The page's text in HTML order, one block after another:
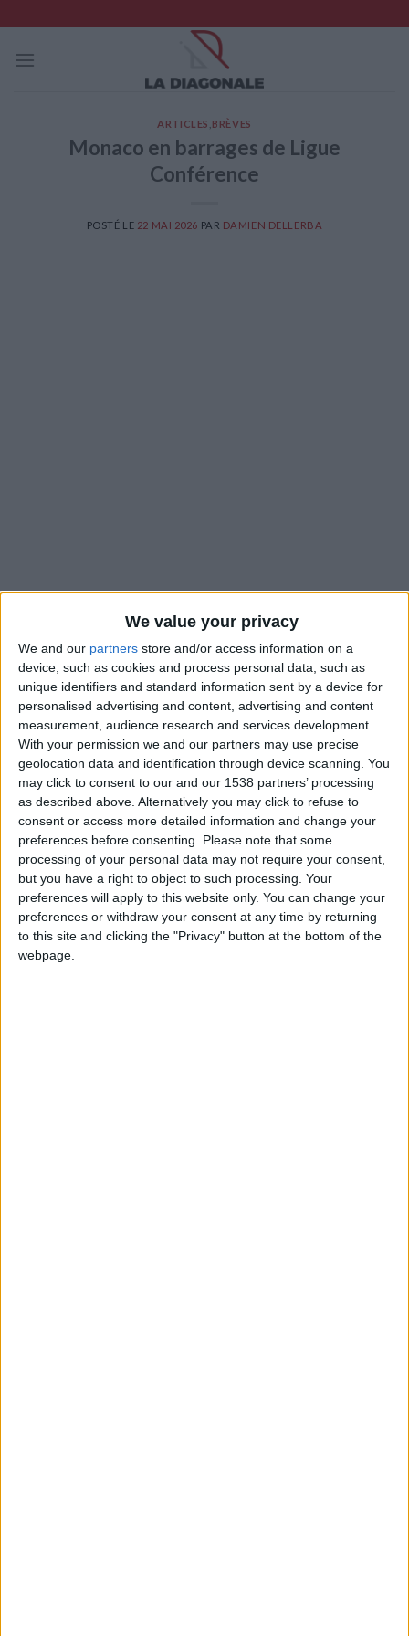
We value your privacy
We and our partners store and/or access information on a
device, such as cookies and process personal data, such as
unique identifiers and standard information sent by a device for
personalised advertising and content, advertising and content
measurement, audience research and services development.
With your permission we and our partners may use precise
geolocation data and identification through device scanning. You
may click to consent to our and our 1538 partners’ processing
as described above. Alternatively you may click to refuse to
consent or access more detailed information and change your
preferences before consenting.
Please note that some
processing of your personal data may not require your consent,
but you have a right to object to such processing. Your
preferences will apply to this website only. You can change your
preferences or withdraw your consent at any time by returning
to this site and clicking the "Privacy" button at the bottom of the
webpage.
to
content
ARTICLES BRÈVES
Monaco en barrages de Ligue
Conférence
POSTÉ LE 22 MAI 2026 PAR DAMIEN DELLERBA
22
Mai
C’est un ouf de soulagement que peut pousser l’AS Monaco.
Après avoir terminé le Championnat à une septième place
initialement non qualificative pour une Coupe d’Europe, la